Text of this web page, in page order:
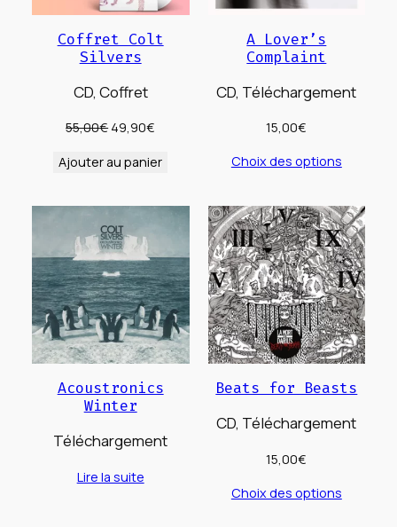
Coffret Colt
Silvers
CD, Coffret
55,00€ Le
initial
55,00€.
49,90€
actuel
49,90€.
Ajouter au panier
A Lover’s
Complaint
CD, Téléchargement
15,00€
Choix des options
Acoustronics
Winter
Téléchargement
Lire la suite
Beats for Beasts
CD, Téléchargement
15,00€
Choix des options